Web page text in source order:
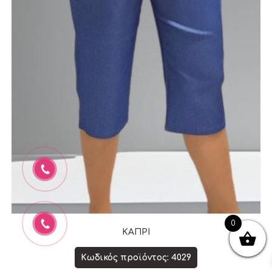
ΚΑΠΡΙ
Κωδικός προϊόντος: 4029
0